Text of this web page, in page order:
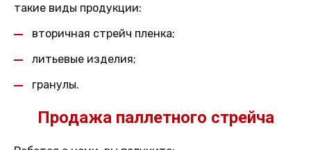
такие виды продукции:
вторичная стрейч пленка;
литьевые изделия;
гранулы.
Продажа паллетного стрейча